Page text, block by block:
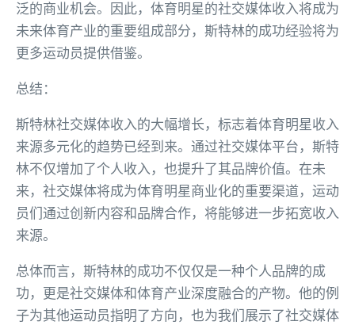
泛的商业机会。因此，体育明星的社交媒体收入将成为
未来体育产业的重要组成部分，斯特林的成功经验将为
更多运动员提供借鉴。
总结：
斯特林社交媒体收入的大幅增长，标志着体育明星收入
来源多元化的趋势已经到来。通过社交媒体平台，斯特
林不仅增加了个人收入，也提升了其品牌价值。在未
来，社交媒体将成为体育明星商业化的重要渠道，运动
员们通过创新内容和品牌合作，将能够进一步拓宽收入
来源。
总体而言，斯特林的成功不仅仅是一种个人品牌的成
功，更是社交媒体和体育产业深度融合的产物。他的例
子为其他运动员指明了方向，也为我们展示了社交媒体